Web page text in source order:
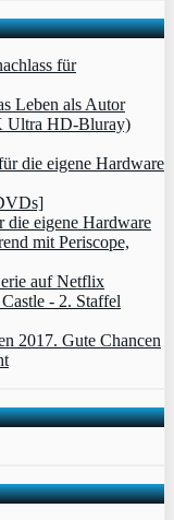
für
Leben als Autor
Ultra HD-Bluray)
die eigene Hardware
die eigene Hardware
mit Periscope,
auf Netflix
- 2. Staffel
2017. Gute Chancen